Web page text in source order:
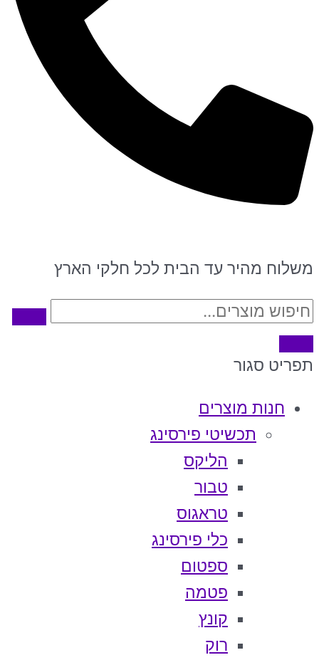
משלוח מהיר עד הבית לכל חלקי הארץ
תפריט סגור
חנות מוצרים
תכשיטי פירסינג
הליקס
טבור
טראגוס
כלי פירסינג
ספטום
פטמה
קונץ
רוק